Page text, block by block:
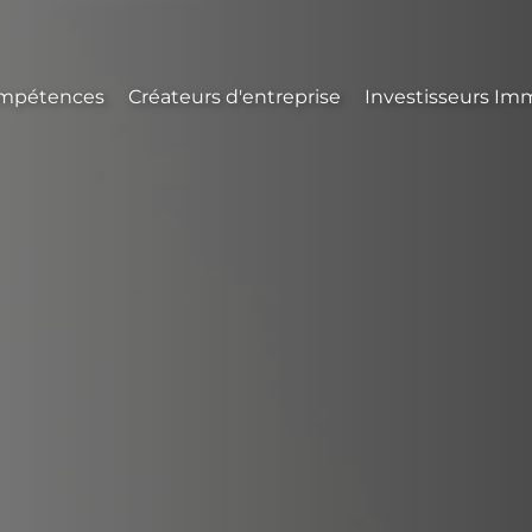
Créateurs d'entreprise Investisseurs